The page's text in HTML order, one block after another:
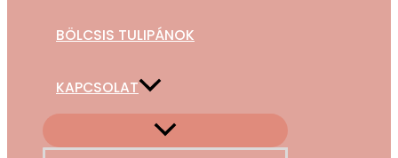
BÖLCSIS TULIPÁNOK
KAPCSOLAT